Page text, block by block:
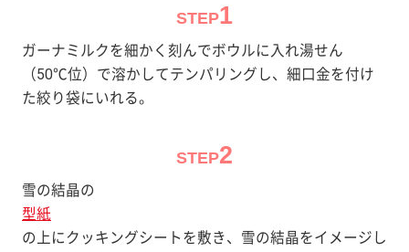
STEP1
ガーナミルクを細かく刻んでボウルに入れ湯せん
（50℃位）で溶かしてテンパリングし、細口金を付け
た絞り袋にいれる。
STEP2
雪の結晶の
型紙
の上にクッキングシートを敷き、雪の結晶をイメージし